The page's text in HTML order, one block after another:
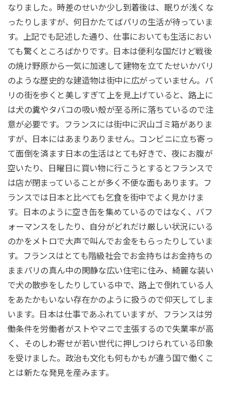
なりました。時差のせいか少し到着後は、眠りが浅くな
ったりしますが、何日かたてばパリの生活が待っていま
す。上記でも記述した通り、仕事においても生活におい
ても驚くところばかりです。日本は便利な国だけど戦後
の焼け野原から一気に加速して建物を立てたせいかパリ
のような歴史的な建造物は街中に広がっていません。パ
リの街を歩くと美しすぎて上を見上げていると、路上に
は犬の糞やタバコの吸い殻が至る所に落ちているので注
意が必要です。フランスには街中に沢山ゴミ箱がありま
すが、日本にはあまりありません。コンビニに立ち寄っ
て面倒を済ます日本の生活はとても好きで、夜にお腹が
空いたり、日曜日に買い物に行こうとするとフランスで
は店が閉まっていることが多く不便な面もあります。フ
ランスでは日本と比べても乞食を街中でよく見かけま
す。日本のように空き缶を集めているのではなく、パフ
ォーマンスをしたり、自分がどれだけ厳しい状況にいる
のかをメトロで大声で叫んでお金をもらったりしていま
す。フランスはとても階級社会でお金持ちはお金持ちの
ままパリの真ん中の閑静な広い住宅に住み、綺麗な装い
で犬の散歩をしたりしている中で、路上で倒れている人
をあたかもいない存在かのように扱うので仰天してしま
います。日本は仕事であふれていますが、フランスは労
働条件を労働者がストやマニで主張するので失業率が高
く、そのしわ寄せが若い世代に押しつけられている印象
を受けました。政治も文化も何もかもが違う国で働くこ
とは新たな発見を産みます。